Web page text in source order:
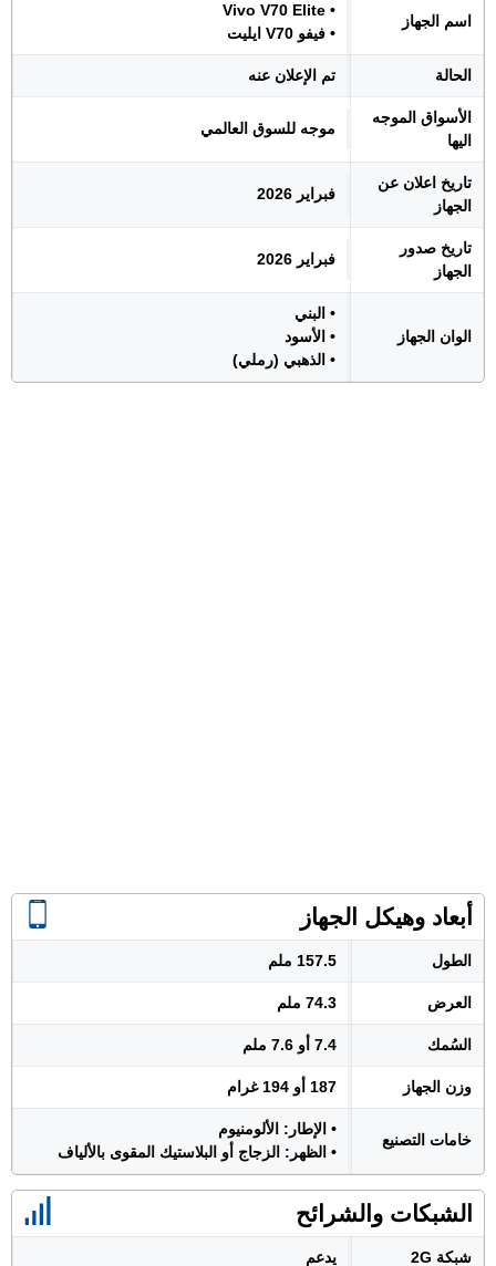
اسم الجهاز
• Vivo V70 Elite
• فيفو V70 ايليت
الحالة تم الإعلان عنه
الأسواق الموجه
اليها
موجه للسوق العالمي
تاريخ اعلان عن
الجهاز
فبراير 2026
تاريخ صدور
الجهاز
فبراير 2026
الوان الجهاز
• البني
• الأسود
• الذهبي (رملي)
أبعاد وهيكل الجهاز
الطول 157.5 ملم
العرض 74.3 ملم
السُمك 7.4 أو 7.6 ملم
وزن الجهاز 187 أو 194 غرام
خامات التصنيع
• الإطار: الألومنيوم
• الظهر: الزجاج أو البلاستيك المقوى بالألياف
الشبكات والشرائح
شبكة 2G يدعم